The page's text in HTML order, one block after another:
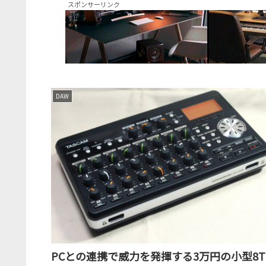
スポンサーリンク
DAW
PCとの連携で威力を発揮する3万円の小型